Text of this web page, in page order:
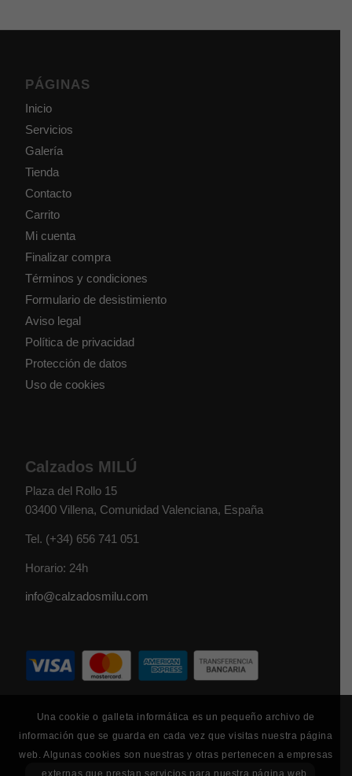
PÁGINAS
Inicio
Servicios
Galería
Tienda
Contacto
Carrito
Mi cuenta
Finalizar compra
Términos y condiciones
Formulario de desistimiento
Aviso legal
Política de privacidad
Protección de datos
Uso de cookies
Calzados MILÚ
Plaza del Rollo 15
03400 Villena, Comunidad Valenciana, España
Tel. (+34) 656 741 051
Horario: 24h
info@calzadosmilu.com
Una cookie o galleta informática es un pequeño archivo de
información que se guarda en cada vez que visitas nuestra página
web. Algunas cookies son nuestras y otras pertenecen a empresas
externas que prestan servicios para nuestra página web.